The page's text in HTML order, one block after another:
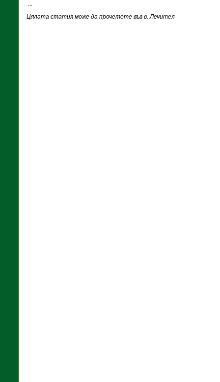
...
Цялата статия може да прочетете във в. Лечител